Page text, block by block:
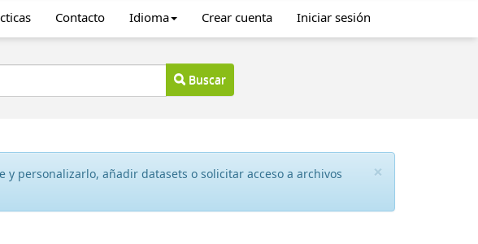
Contacto Idioma Crear cuenta Iniciar sesión
Buscar
×
y personalizarlo, añadir datasets o solicitar acceso a archivos